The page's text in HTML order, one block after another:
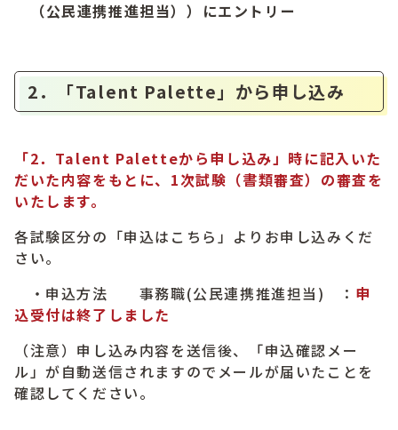
（公民連携推進担当））にエントリー
2．「Talent Palette」から申し込み
「2．Talent Paletteから申し込み」時に記入いた
だいた内容をもとに、1次試験（書類審査）の審査を
いたします。
各試験区分の「申込はこちら」よりお申し込みくだ
さい。
・申込方法 事務職(公民連携推進担当) ： 申
込受付は終了しました
（注意）申し込み内容を送信後、「申込確認メー
ル」が自動送信されますのでメールが届いたことを
確認してください。